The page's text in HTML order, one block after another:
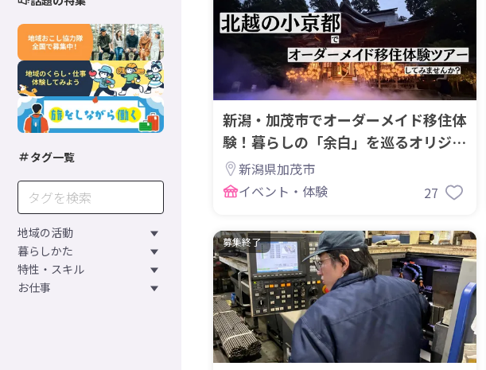
タグ一覧
地域の活動
暮らしかた
特性・スキル
お仕事
新潟・加茂市でオーダーメイド移住体
験！暮らしの「余白」を巡るオリジナ
ル暮らし旅
新潟県加茂市
イベント・体験
27
募集終了